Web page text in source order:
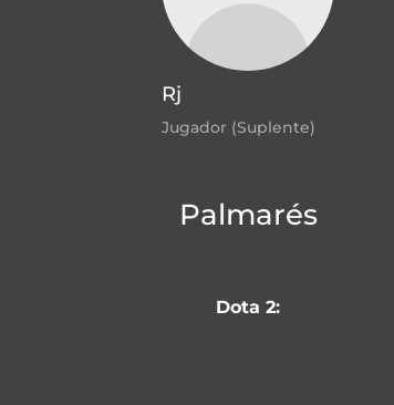
Rj
Jugador (Suplente)
Palmarés
Dota 2: